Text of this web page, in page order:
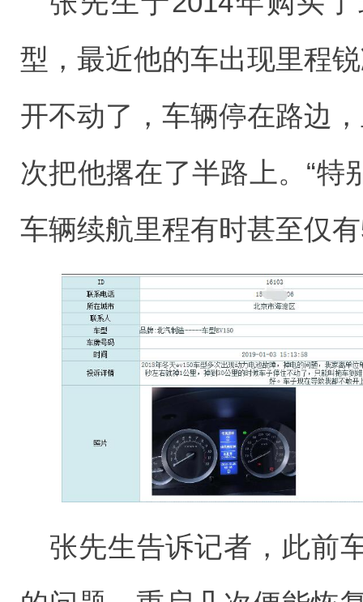
型，最近他的车出现里程
开不动了，车辆停在路边
次把他撂在了半路上。“特
车辆续航里程有时甚至仅
张先生告诉记者，此前